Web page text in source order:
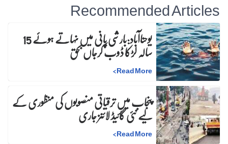
Recommended Articles
یوحناآباد:بارشی پانی میں نہاتے ہوئے 15 سالہ لڑکا ڈوب کرجاں بحق
Read More
>
پنجاب میں ترقیاتی منصوبوں کی منظوری کے
لیے نئی گائیڈ لائنز جاری
Read More
>